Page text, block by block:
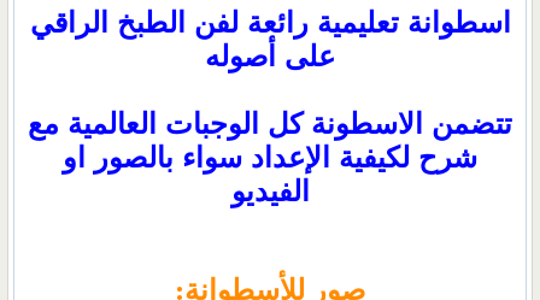
اسطوانة تعليمية رائعة لفن الطبخ الراقي
على أصوله
تتضمن الاسطونة كل الوجبات العالمية مع
شرح لكيفية الإعداد سواء بالصور او
الفيديو
صور للأسطوانة: